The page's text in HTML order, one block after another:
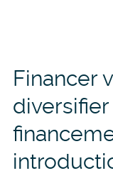
Financer